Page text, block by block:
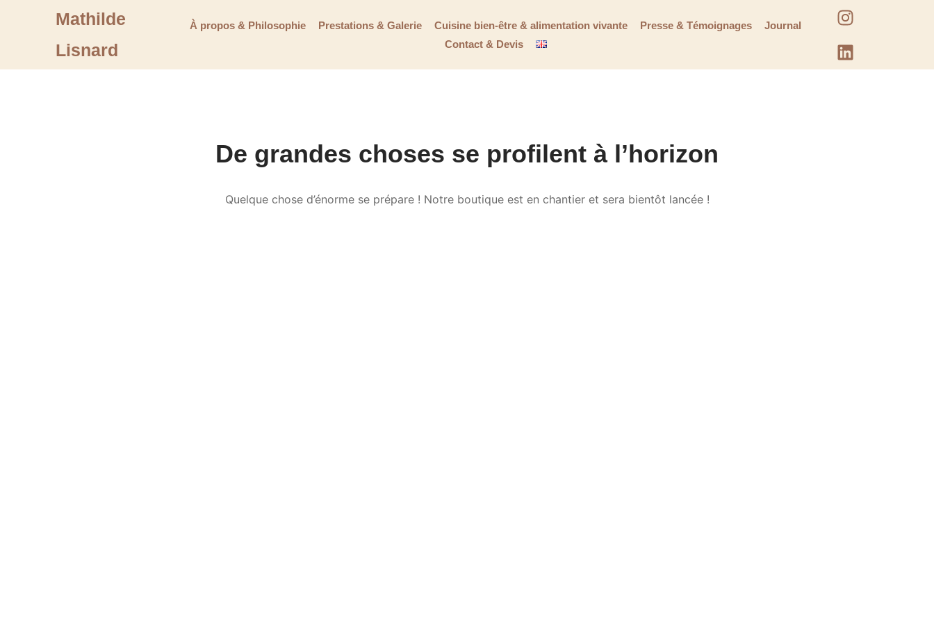
Mathilde
Lisnard
À propos & Philosophie Prestations & Galerie Cuisine bien-être & alimentation vivante Presse & Témoignages
Journal
Contact & Devis
De grandes choses se profilent à l’horizon
Quelque chose d’énorme se prépare ! Notre boutique est en chantier et sera bientôt lancée !